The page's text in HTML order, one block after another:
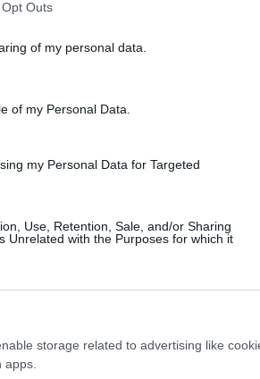
Outs
of my personal data.
of my Personal Data.
my Personal Data for Targeted
Use, Retention, Sale, and/or Sharing
Unrelated with the Purposes for which it
storage related to advertising like